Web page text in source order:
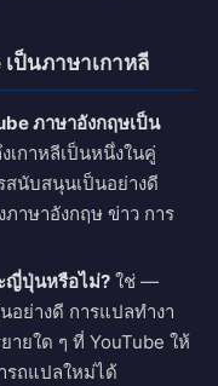
ป็นภาษาเกาหลี
ภาษาอังกฤษเป็น
เกาหลีเป็นหนึ่งในคู่
นับสนุนเป็นอย่างดี
าษาอังกฤษ ข่าว การ
ญี่ปุ่นหรือไม่? ใช่ —
ย่างดี การแปลทำงา
ยใด ๆ ที่ YouTube ให้
รถแปลใหม่ได้